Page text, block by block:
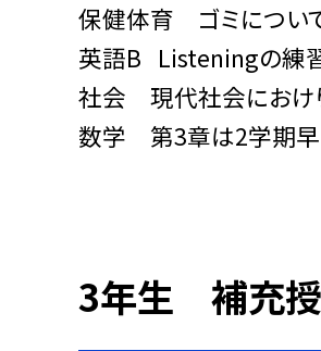
保健体育 ゴミについて
英語B Listeningの練
社会 現代社会におけ
数学 第3章は2学期早々
3年生 補充